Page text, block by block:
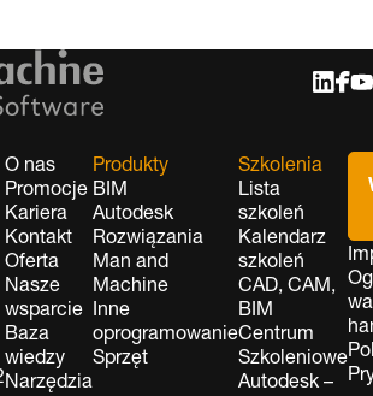
O nas
Promocje
Kariera
Kontakt
Oferta
Nasze
wsparcie
Baza
wiedzy
Narzędzia
Produkty
BIM
Autodesk
Rozwiązania
Man and
Machine
Inne
oprogramowanie
Sprzęt
Szkolenia
Lista
szkoleń
Kalendarz
szkoleń
CAD, CAM,
BIM
Centrum
Szkoleniowe
Autodesk –